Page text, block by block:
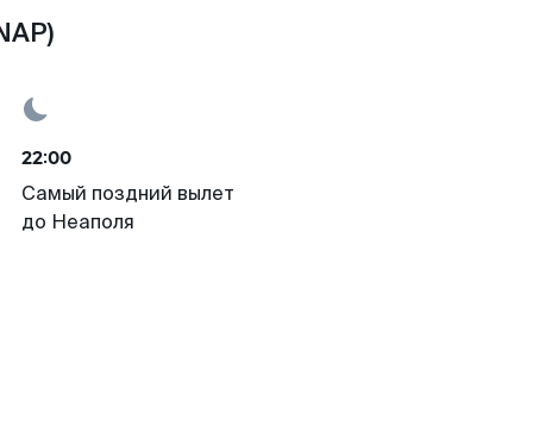
22:00
Самый поздний вылет
до Неаполя